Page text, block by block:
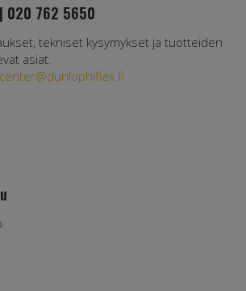
| 020 762 5650
tekniset kysymykset ja tuotteiden
asiat.